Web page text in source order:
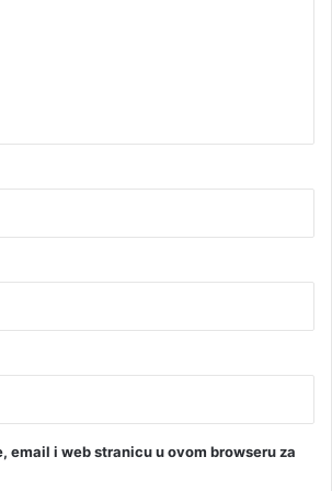
email i web stranicu u ovom browseru za